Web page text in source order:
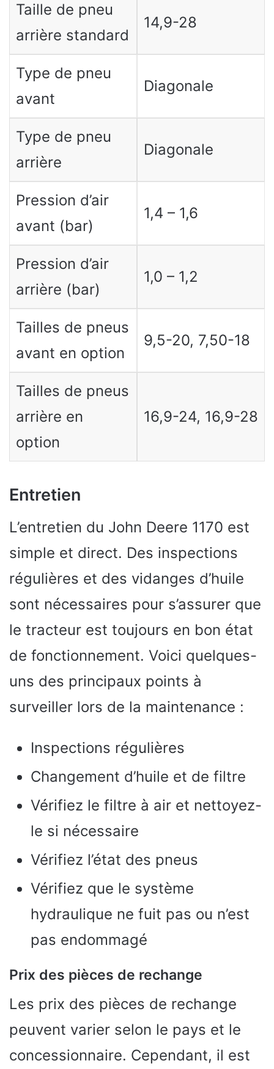
Taille de pneu
arrière standard
14,9-28
Type de pneu
avant
Diagonale
Type de pneu
arrière
Diagonale
Pression d’air
avant (bar)
1,4 – 1,6
Pression d’air
arrière (bar)
1,0 – 1,2
Tailles de pneus
avant en option
9,5-20, 7,50-18
Tailles de pneus
arrière en
option
16,9-24, 16,9-28
Entretien
L’entretien du John Deere 1170 est
simple et direct. Des inspections
régulières et des vidanges d’huile
sont nécessaires pour s’assurer que
le tracteur est toujours en bon état
de fonctionnement. Voici quelques-
uns des principaux points à
surveiller lors de la maintenance :
Inspections régulières
Changement d’huile et de filtre
Vérifiez le filtre à air et nettoyez-
le si nécessaire
Vérifiez l’état des pneus
Vérifiez que le système
hydraulique ne fuit pas ou n’est
pas endommagé
Prix des pièces de rechange
Les prix des pièces de rechange
peuvent varier selon le pays et le
concessionnaire. Cependant, il est